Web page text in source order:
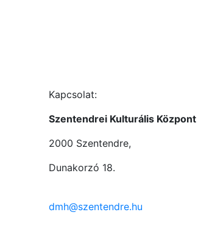
Kapcsolat:
Szentendrei Kulturális Központ
2000 Szentendre,
Dunakorzó 18.
dmh@szentendre.hu